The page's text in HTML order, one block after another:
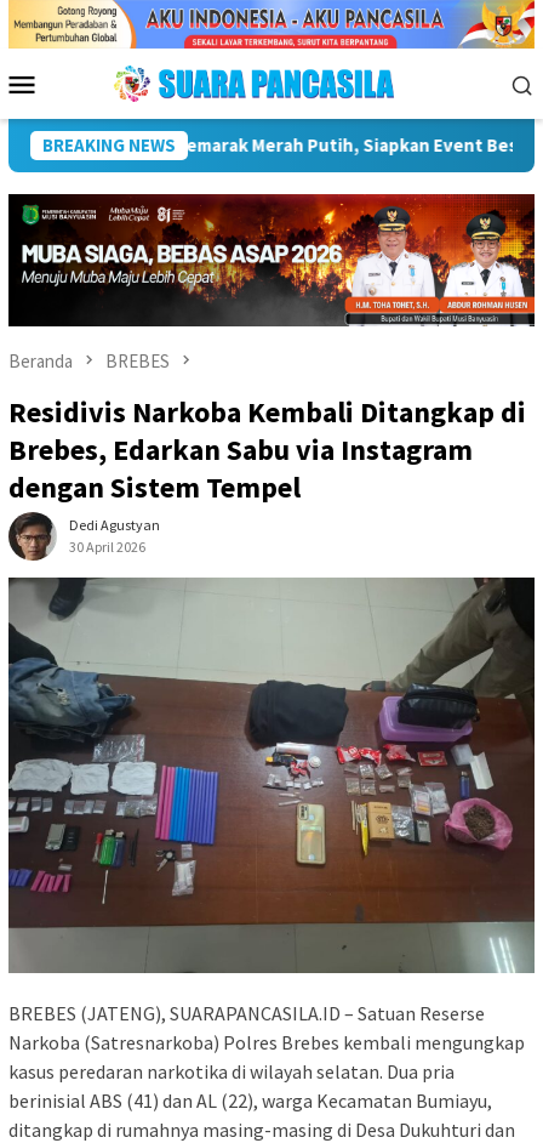
Menu
Mobile
BREAKING NEWS
Dan Pariwisata Plt Bupati Hendri Dukung
Beranda BREBES
Residivis Narkoba Kembali Ditangkap di
Brebes, Edarkan Sabu via Instagram
dengan Sistem Tempel
Dedi Agustyan
30 April 2026
BREBES (JATENG), SUARAPANCASILA.ID – Satuan Reserse
Narkoba (Satresnarkoba) Polres Brebes kembali mengungkap
kasus peredaran narkotika di wilayah selatan. Dua pria
berinisial ABS (41) dan AL (22), warga Kecamatan Bumiayu,
ditangkap di rumahnya masing-masing di Desa Dukuhturi dan